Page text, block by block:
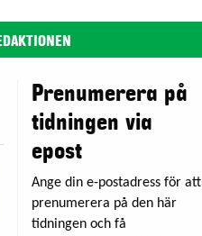
Prenumerera på
tidningen via
epost
Ange din e-postadress för att
prenumerera på den här
tidningen och få